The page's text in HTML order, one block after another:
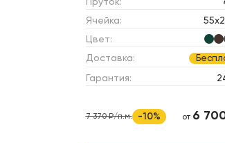
Ячейка:
Цвет:
Доставка:
Гарантия:
7 370 ₽/п.м. -10% от 6